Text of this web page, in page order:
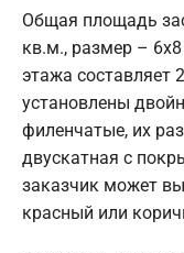
Общая площадь
кв.м., размер –
этажа
установлены
филенчатые, их
двускатная с
заказчик может
красный или